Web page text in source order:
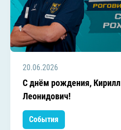
20.06.2026
C днём рождения, Кирилл
Леонидович!
События